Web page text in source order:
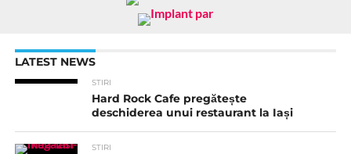
LATEST NEWS
STIRI
Hard Rock Cafe pregătește
deschiderea unui restaurant la Iași
STIRI